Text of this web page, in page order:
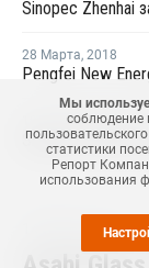
28 Марта, 2018
19 Сентября,2017
2017
Мы
соблюдение
статистики
Репорт
использования